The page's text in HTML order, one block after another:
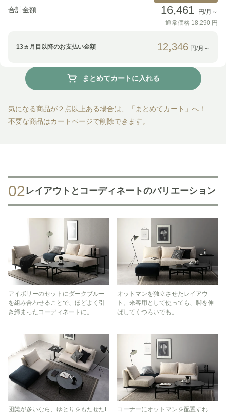
合計金額 16,461
円/月～
通常価格 18,290 円
13ヵ月目以降のお支払い金額 12,346 円/月～
まとめてカートに入れる
気になる商品が２点以上ある場合は、「まとめてカート」へ！
不要な商品はカートページで削除できます。
02レイアウトとコーディネートのバリエーション
アイボリーのセットにダークブルー
を組み合わせることで、ほどよく引
き締まったコーディネートに。
オットマンを独立させたレイアウ
ト。来客用として使っても、脚を伸
ばしてくつろいでも。
団欒が多いなら、ゆとりをもたせたL
コーナーにオットマンを配置すれ